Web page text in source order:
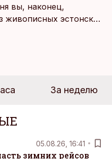
вы, наконец,
живописных эстонских
За неделю
05.08.26, 16:41
зимних рейсов